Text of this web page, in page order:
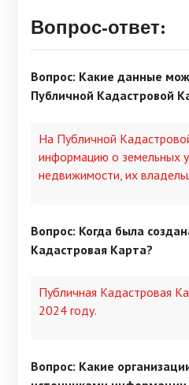
Вопрос-ответ:
Вопрос: Какие данные
Публичной Кадастровой
На Публичной
информацию о земельных
недвижимости, их
Вопрос: Когда была
Кадастровая Карта?
Публичная Кадастровая
2024 году.
Вопрос: Какие